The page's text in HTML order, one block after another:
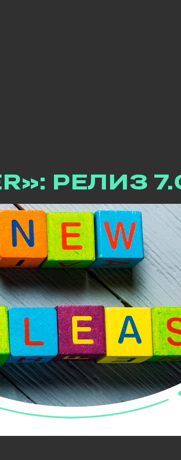
РЕЛИЗ
пока
В обмене данными с ЭВОТОР учтена
Теперь, если приходная
ЭВТОР будет выгружена нулевая